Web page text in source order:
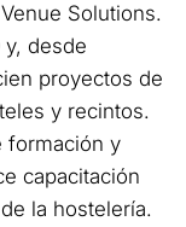
Solutions.
y, desde
proyectos de
y recintos.
formación y
capacitación
la hostelería.